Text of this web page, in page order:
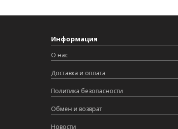
Информация
О нас
Доставка и оплата
Политика безопасности
Обмен и возврат
Новости